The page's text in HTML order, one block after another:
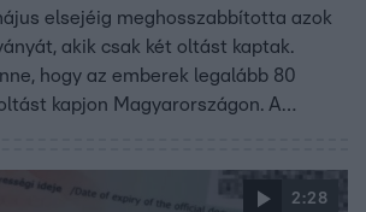
elsejéig meghosszabbította azok
akik csak két oltást kaptak.
hogy az emberek legalább 80
kapjon Magyarországon. A
a betegségen átesettek igazolványa
2:28